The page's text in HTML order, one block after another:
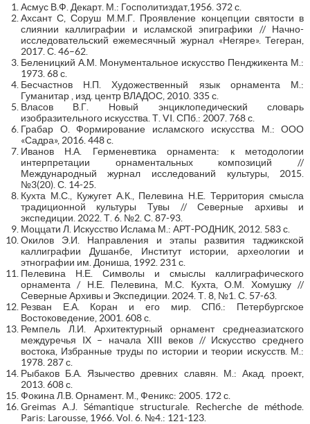
Асмус В.Ф. Декарт. М.: Госполитиздат,1956. 372 с.
Ахсант С, Соруш М.М.Г. Проявление концепции святости в
слиянии каллиграфии и исламской эпиграфики // Начно-
исследовательский ежемесячный журнал «Негяре». Тегеран,
2017. С. 46–62.
Беленицкий А.М. Монументальное искусство Пенджикента М.:
1973. 68 с.
Бесчастнов Н.П. Художественный язык орнамента М.:
Гуманитар , изд. центр ВЛАДОС, 2010. 335 с.
Власов В.Г. Новый энциклопедический словарь
изобразительного искусства. Т. VI. СПб.: 2007. 768 с.
Грабар О. Формирование исламского искусства М.: ООО
«Садра», 2016. 448 с.
Иванов Н.А. Герменевтика орнамента: к методологии
интерпретации орнаментальных композиций //
Международный журнал исследований культуры, 2015.
№3(20). С. 14-25.
Кухта М.С., Кужугет А.К., Пелевина Н.Е. Территория смысла
традиционной культуры Тувы // Северные архивы и
экспедиции. 2022. Т. 6. №2. С. 87-93.
Моццати Л. Искусство Ислама М.: АРТ-РОДНИК, 2012. 583 с.
Окилов Э.И. Направления и этапы развития таджикской
каллиграфии Душанбе, Институт истории, археологии и
этнографии им. Дониша, 1992. 231 с.
Пелевина Н.Е. Символы и смыслы каллиграфического
орнамента / Н.Е. Пелевина, М.С. Кухта, О.М. Хомушку //
Северные Архивы и Экспедиции. 2024. Т. 8, №1. С. 57-63.
Резван Е.А. Коран и его мир. СПб.: Петербургское
Востоковедение, 2001. 608 с.
Ремпель Л.И. Архитектурный орнамент среднеазиатского
междуречья IX – начала XIII веков // Искусство среднего
востока, Избранные труды по истории и теории искусств. М.:
1978. 287 с.
Рыбаков Б.А. Язычество древних славян. М.: Акад. проект,
2013. 608 с.
Фокина Л.В. Орнамент. М., Феникс: 2005. 172 с.
Greimas A.J. Sémantique structurale. Recherche de méthode.
Paris: Larousse, 1966. Vol. 6. №4.: 121-123.